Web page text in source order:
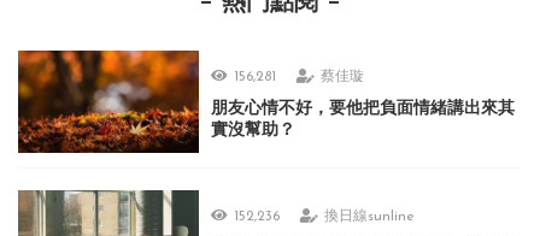
156,281 蔡佳璇
朋友心情不好，要他把負面情緒講出來其
實沒幫助？
152,236 換日線sunline